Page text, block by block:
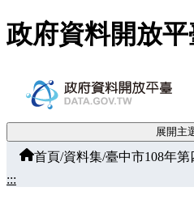
跳至主要內容
政府資料開放平
展開主
首頁/資料集/臺中市108年
:::